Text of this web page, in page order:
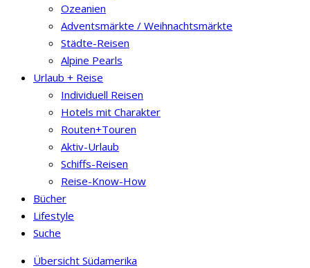
Ozeanien
Adventsmärkte / Weihnachtsmärkte
Städte-Reisen
Alpine Pearls
Urlaub + Reise
Individuell Reisen
Hotels mit Charakter
Routen+Touren
Aktiv-Urlaub
Schiffs-Reisen
Reise-Know-How
Bücher
Lifestyle
Suche
Übersicht Südamerika